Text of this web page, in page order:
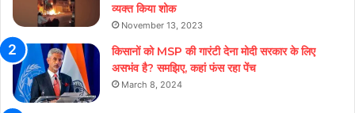
व्यक्त किया शोक
November 13, 2023
किसानों को MSP की गारंटी देना मोदी सरकार के लिए
असभंव है? समझिए, कहां फंस रहा पेंच
March 8, 2024